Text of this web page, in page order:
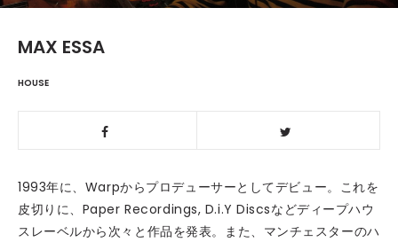
MAX ESSA
HOUSE
1993年に、Warpからプロデューサーとしてデビュー。これを
皮切りに、Paper Recordings, D.i.Y Discsなどディープハウ
スレーベルから次々と作品を発表。また、マンチェスターのハ